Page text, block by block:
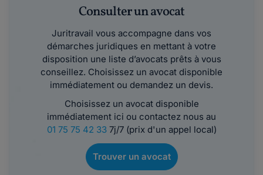
Consulter un avocat
Juritravail vous accompagne dans vos
démarches juridiques en mettant à votre
disposition une liste d’avocats prêts à vous
conseillez. Choisissez un avocat disponible
immédiatement ou demandez un devis.
Choisissez un avocat disponible
immédiatement ici ou contactez nous au
01 75 75 42 337j/7 (prix d'un appel local)
Trouver un avocat